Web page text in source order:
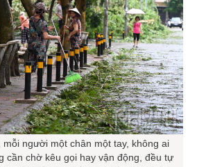
mỗi người một chân một tay, không ai
cần chờ kêu gọi hay vận động, đều tự